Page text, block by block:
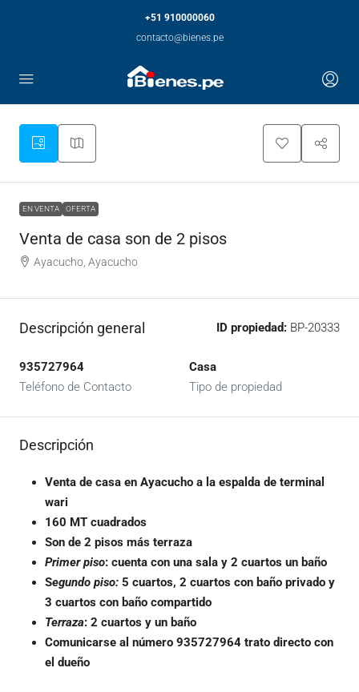
+51 910000060
contacto@bienes.pe
EN VENTA OFERTA
Venta de casa son de 2 pisos
Ayacucho, Ayacucho
Descripción general ID propiedad: BP-20333
935727964
Teléfono de Contacto
Casa
Tipo de propiedad
Descripción
Venta de casa en Ayacucho a la espalda de terminal
wari
160 MT cuadrados
Son de 2 pisos más terraza
Primer piso: cuenta con una sala y 2 cuartos un baño
Segundo piso: 5 cuartos, 2 cuartos con baño privado y
3 cuartos con baño compartido
Terraza: 2 cuartos y un baño
Comunicarse al número 935727964 trato directo con
el dueño